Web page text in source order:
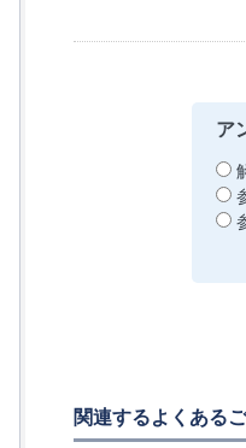
ア
関連するよくある